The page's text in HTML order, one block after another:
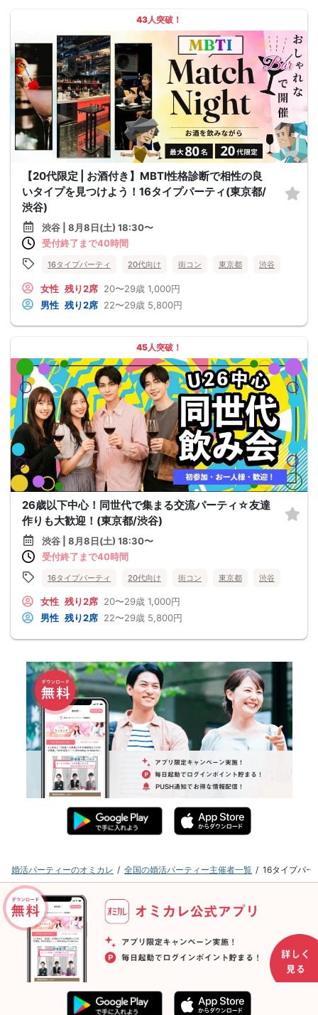
43人突破！
【20代限定 | お酒付き】MBTI性格診断で相性の良
いタイプを見つけよう！16タイプパーティ(東京都/
渋谷)
渋谷 | 8月8日(土) 18:30〜
受付終了まで40時間
16タイプパーティ 20代向け 街コン 東京都 渋谷
女性 残り2席 20〜29歳 1,000円
男性 残り2席 22〜29歳 5,800円
45人突破！
26歳以下中心！同世代で集まる交流パーティ☆友達
作りも大歓迎！(東京都/渋谷)
渋谷 | 8月8日(土) 18:30〜
受付終了まで40時間
16タイプパーティ 20代向け 街コン 東京都 渋谷
女性 残り2席 20〜29歳 1,000円
男性 残り2席 22〜29歳 5,800円
婚活パーティーのオミカレ 全国の婚活パーティー主催者一覧 16タイプパー